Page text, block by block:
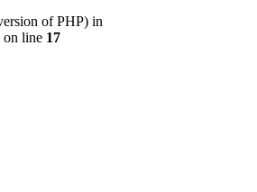
of PHP) in
on line 17